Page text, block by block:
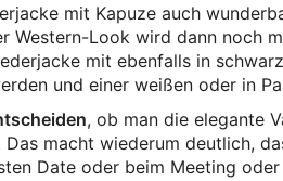
mit Kapuze auch
Western-Look wird dann noch
mit ebenfalls in
und einer weißen oder in
, ob man die elegante
macht wiederum deutlich,
Date oder beim Meeting